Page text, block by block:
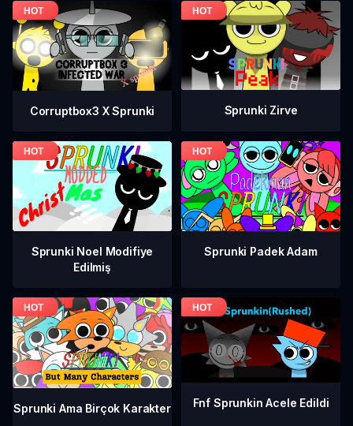
Corruptbox3 X Sprunki Sprunki Zirve
Sprunki Noel Modifiye
Edilmiş
Sprunki Padek Adam
Sprunki Ama Birçok Karakter Fnf Sprunkin Acele Edildi